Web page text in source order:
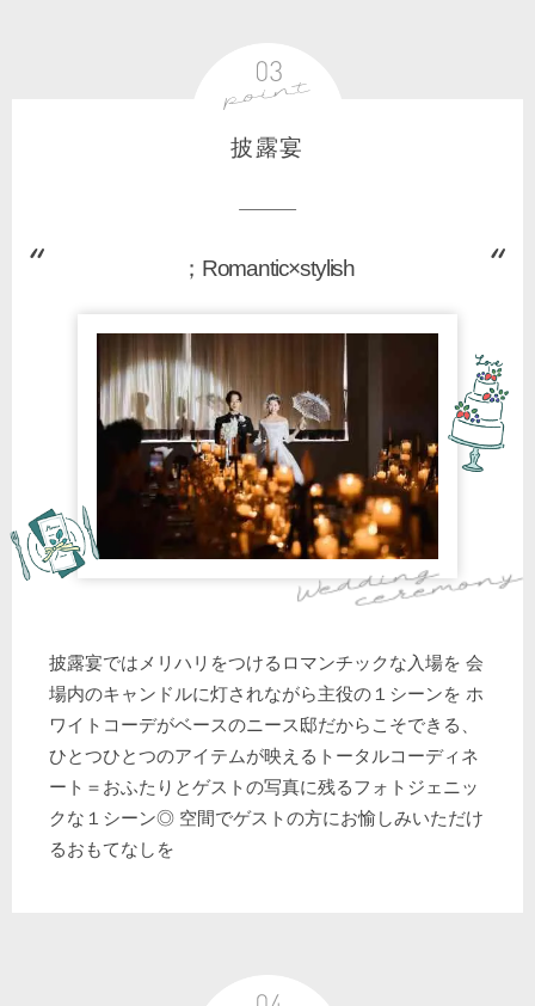
披露宴
；Romantic×stylish
披露宴ではメリハリをつけるロマンチックな入場を 会
場内のキャンドルに灯されながら主役の１シーンを ホ
ワイトコーデがベースのニース邸だからこそできる、
ひとつひとつのアイテムが映えるトータルコーディネ
ート＝おふたりとゲストの写真に残るフォトジェニッ
クな１シーン◎ 空間でゲストの方にお愉しみいただけ
るおもてなしを